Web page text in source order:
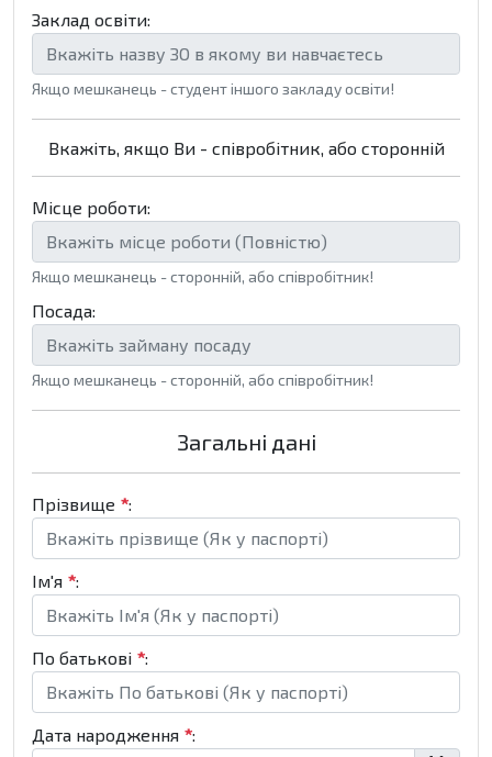
Заклад освіти:
Якщо мешканець - студент іншого закладу освіти!
Вкажіть, якщо Ви - співробітник, або сторонній
Місце роботи:
Якщо мешканець - сторонній, або співробітник!
Посада:
Якщо мешканець - сторонній, або співробітник!
Загальні дані
Прізвище *:
Ім'я *:
По батькові *:
Дата народження *: